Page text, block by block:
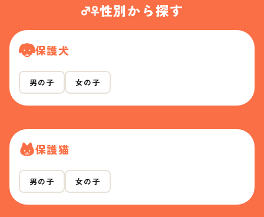
性別から探す
保護犬
男の子 女の子
保護猫
男の子 女の子